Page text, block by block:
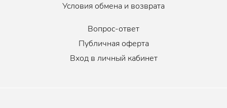
Условия обмена и возврата
Вопрос-ответ
Публичная оферта
Вход в личный кабинет